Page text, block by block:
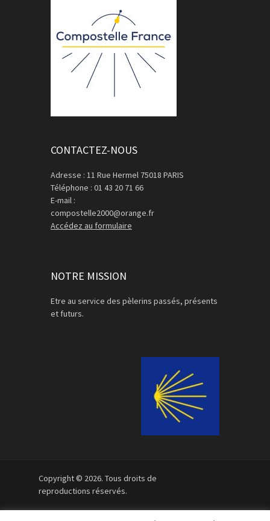
CONTACTEZ-NOUS
Adresse : 11 Rue Hermel 75018 PARIS
Téléphone : 01 43 20 71 66
E-mail :
compostelle2000@orange.fr
Accédez au formulaire
NOTRE MISSION
Etre au service des pèlerins passés, présents
et futurs.
Copyright © 2026. Tous droits de
reproductions réservés.